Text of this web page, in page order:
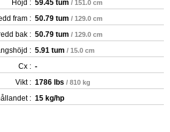
Höjd : 59.45 tum / 151.0 cm
fram : 50.79 tum / 129.0 cm
bak : 50.79 tum / 129.0 cm
: 5.91 tum / 15.0 cm
Cx : -
Vikt : 1786 lbs / 810 kg
: 15 kg/hp